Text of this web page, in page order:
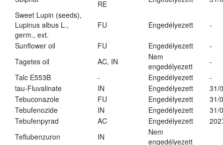
RE
Sweet Lupin (seeds),
Lupinus albus L.,
germ., ext.
FU Engedélyezett -
Sunflower oil FU Engedélyezett
-
Tagetes oil
AC, IN
Nem
engedélyezett
-
Talc E553B
- Engedélyezett
-
tau-Fluvalinate
IN Engedélyezett
31/
Tebuconazole
FU Engedélyezett
31/
Tebufenozide
IN Engedélyezett
31/
Tebufenpyrad
AC Engedélyezett
Teflubenzuron
IN
Nem
engedélyezett